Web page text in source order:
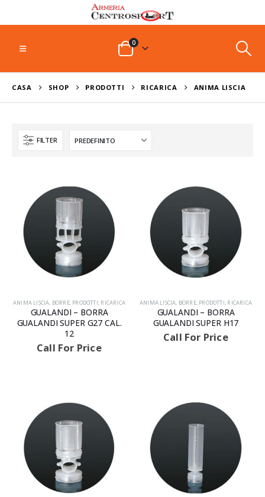
0
CASA SHOP PRODOTTI RICARICA ANIMA LISCIA
FILTER
ANIMA LISCIA, BORRE, PRODOTTI, RICARICA
GUALANDI – BORRA
GUALANDI SUPER G27 CAL.
12
Call For Price
ANIMA LISCIA, BORRE, PRODOTTI, RICARICA
GUALANDI – BORRA
GUALANDI SUPER H17
Call For Price